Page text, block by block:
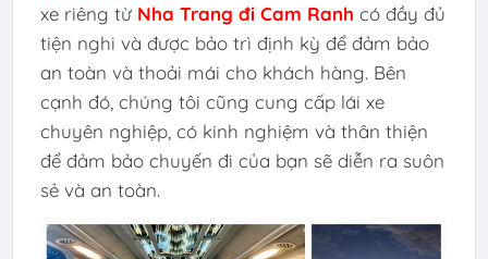
xe riêng từ Nha Trang đi Cam Ranh có đầy đủ
tiện nghi và được bảo trì định kỳ để đảm bảo
an toàn và thoải mái cho khách hàng. Bên
cạnh đó, chúng tôi cũng cung cấp lái xe
chuyên nghiệp, có kinh nghiệm và thân thiện
để đảm bảo chuyến đi của bạn sẽ diễn ra suôn
sẻ và an toàn.